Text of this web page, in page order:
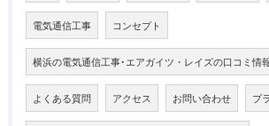
電気通信工事 コンセプト
横浜の電気通信工事･エアガイツ・レイズの口コミ情
よくある質問 アクセス お問い合わせ プ